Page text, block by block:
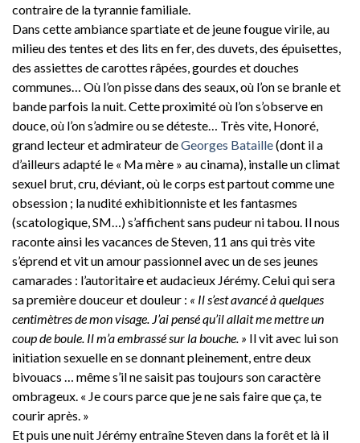
contraire de la tyrannie familiale.
Dans cette ambiance spartiate et de jeune fougue virile, au
milieu des tentes et des lits en fer, des duvets, des épuisettes,
des assiettes de carottes râpées, gourdes et douches
communes… Où l’on pisse dans des seaux, où l’on se branle et
bande parfois la nuit. Cette proximité où l’on s’observe en
douce, où l’on s’admire ou se déteste… Très vite, Honoré,
grand lecteur et admirateur deGeorges Bataille(dont il a
d’ailleurs adapté le « Ma mère » au cinama), installe un climat
sexuel brut, cru, déviant, où le corps est partout comme une
obsession ; la nudité exhibitionniste et les fantasmes
(scatologique, SM…) s’affichent sans pudeur ni tabou. Il nous
raconte ainsi les vacances de Steven, 11 ans qui très vite
s’éprend et vit un amour passionnel avec un de ses jeunes
camarades : l’autoritaire et audacieux Jérémy. Celui qui sera
sa première douceur et douleur : « Il s’est avancé à quelques
centimètres de mon visage. J’ai pensé qu’il allait me mettre un
coup de boule. Il m’a embrassé sur la bouche. » Il vit avec lui son
initiation sexuelle en se donnant pleinement, entre deux
bivouacs … même s’il ne saisit pas toujours son caractère
ombrageux. « Je cours parce que je ne sais faire que ça, te
courir après. »
Et puis une nuit Jérémy entraîne Steven dans la forêt et là il